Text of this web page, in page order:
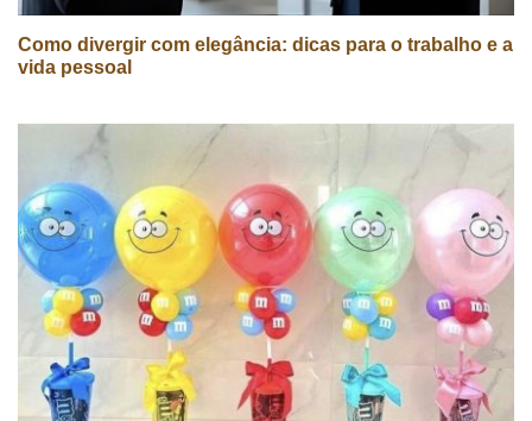
Como divergir com elegância: dicas para o trabalho e a
vida pessoal